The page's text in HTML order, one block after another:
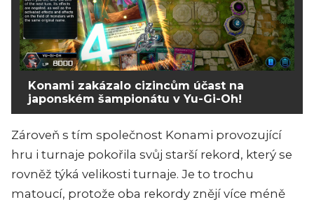
Konami zakázalo cizincům účast na
japonském šampionátu v Yu-Gi-Oh!
Zároveň s tím společnost Konami provozující
hru i turnaje pokořila svůj starší rekord, který se
rovněž týká velikosti turnaje. Je to trochu
matoucí, protože oba rekordy znějí více méně